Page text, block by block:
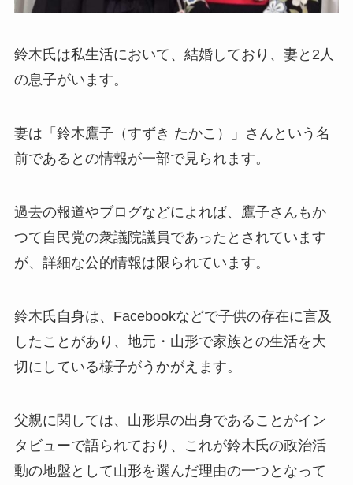
鈴木氏は私生活において、結婚しており、妻と2人
の息子がいます。
妻は「鈴木鷹子（すずき たかこ）」さんという名
前であるとの情報が一部で見られます。
過去の報道やブログなどによれば、鷹子さんもか
つて自民党の衆議院議員であったとされています
が、詳細な公的情報は限られています。
鈴木氏自身は、Facebookなどで子供の存在に言及
したことがあり、地元・山形で家族との生活を大
切にしている様子がうかがえます。
父親に関しては、山形県の出身であることがイン
タビューで語られており、これが鈴木氏の政治活
動の地盤として山形を選んだ理由の一つとなって